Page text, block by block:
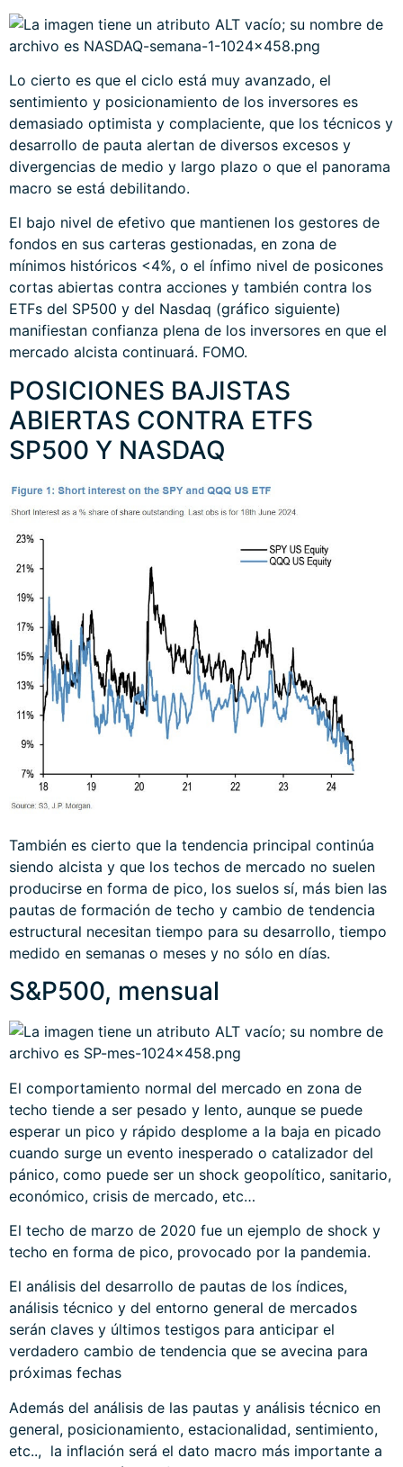
Lo cierto es que el ciclo está muy avanzado, el
sentimiento y posicionamiento de los inversores es
demasiado optimista y complaciente, que los técnicos y
desarrollo de pauta alertan de diversos excesos y
divergencias de medio y largo plazo o que el panorama
macro se está debilitando.
El bajo nivel de efetivo que mantienen los gestores de
fondos en sus carteras gestionadas, en zona de
mínimos históricos <4%, o el ínfimo nivel de posicones
cortas abiertas contra acciones y también contra los
ETFs del SP500 y del Nasdaq (gráfico siguiente)
manifiestan confianza plena de los inversores en que el
mercado alcista continuará. FOMO.
POSICIONES BAJISTAS
ABIERTAS CONTRA ETFS
SP500 Y NASDAQ
También es cierto que la tendencia principal continúa
siendo alcista y que los techos de mercado no suelen
producirse en forma de pico, los suelos sí, más bien las
pautas de formación de techo y cambio de tendencia
estructural necesitan tiempo para su desarrollo, tiempo
medido en semanas o meses y no sólo en días.
S&P500, mensual
El comportamiento normal del mercado en zona de
techo tiende a ser pesado y lento, aunque se puede
esperar un pico y rápido desplome a la baja en picado
cuando surge un evento inesperado o catalizador del
pánico, como puede ser un shock geopolítico, sanitario,
económico, crisis de mercado, etc…
El techo de marzo de 2020 fue un ejemplo de shock y
techo en forma de pico, provocado por la pandemia.
El análisis del desarrollo de pautas de los índices,
análisis técnico y del entorno general de mercados
serán claves y últimos testigos para anticipar el
verdadero cambio de tendencia que se avecina para
próximas fechas
Además del análisis de las pautas y análisis técnico en
general, posicionamiento, estacionalidad, sentimiento,
etc.., la inflación será el dato macro más importante a